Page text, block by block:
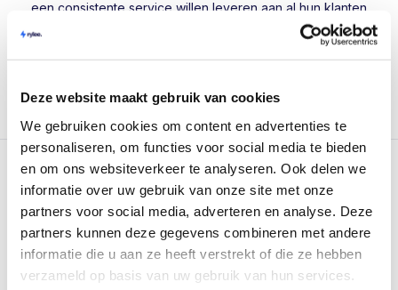
Deze website maakt gebruik van cookies
We gebruiken cookies om content en advertenties te
personaliseren, om functies voor social media te bieden
en om ons websiteverkeer te analyseren. Ook delen we
informatie over uw gebruik van onze site met onze
partners voor social media, adverteren en analyse. Deze
partners kunnen deze gegevens combineren met andere
informatie die u aan ze heeft verstrekt of die ze hebben
verzameld op basis van uw gebruik van hun services.
een consistente service willen leveren aan al hun klanten
de omzet en marge van hun klanten willen verhogen,
rapportages
Our pricing